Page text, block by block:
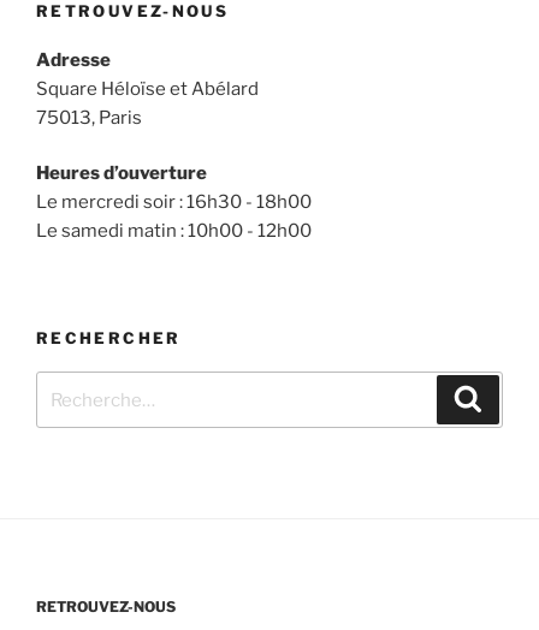
RETROUVEZ-NOUS
Adresse
Square Héloïse et Abélard
75013, Paris
Heures d’ouverture
Le mercredi soir : 16h30 - 18h00
Le samedi matin : 10h00 - 12h00
RECHERCHER
RETROUVEZ-NOUS